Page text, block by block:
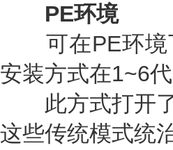
PE环境
可在PE环境
安装方式在1~6
此方式打开了
这些传统模式统